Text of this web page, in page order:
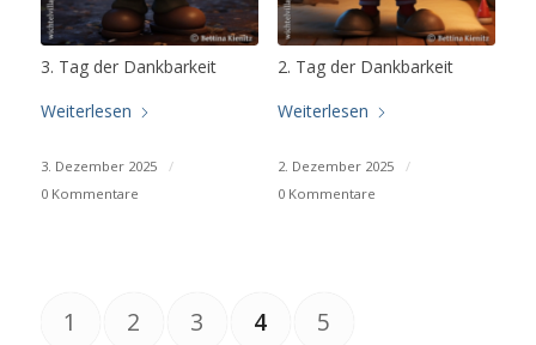
3. Tag der Dankbarkeit
Weiterlesen
3. Dezember 2025
/
0 Kommentare
2. Tag der Dankbarkeit
Weiterlesen
2. Dezember 2025
/
0 Kommentare
1 2 3 4 5